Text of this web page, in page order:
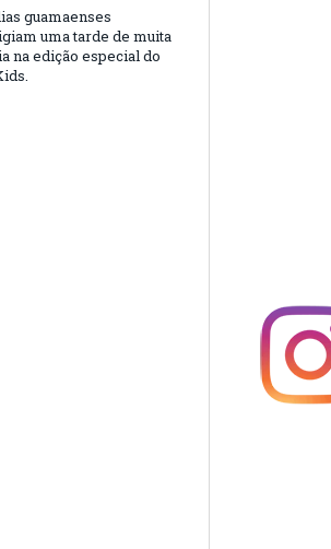
guamaenses
uma tarde de muita
na edição especial do